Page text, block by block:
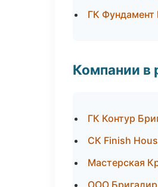
ГК
Компании в
ГК Контур
СК Finish
Мастерская
ООО